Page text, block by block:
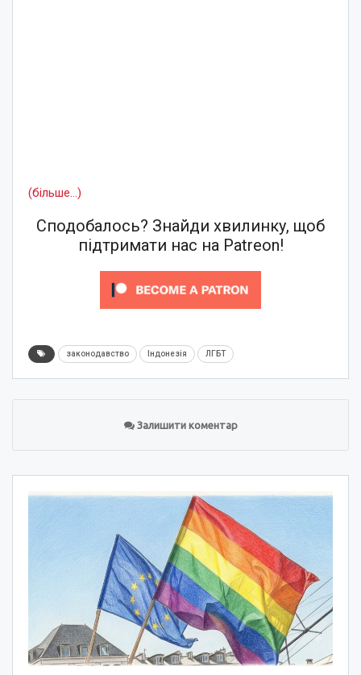
(більше…)
Сподобалось? Знайди хвилинку, щоб
підтримати нас на Patreon!
законодавство Індонезія ЛГБТ
Залишити коментар